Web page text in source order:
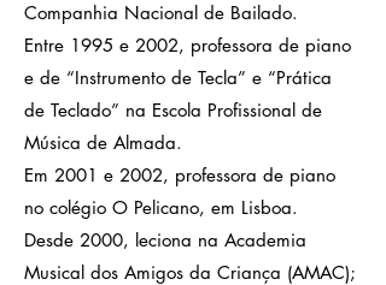
Companhia Nacional de Bailado.
Entre 1995 e 2002, professora de piano
e de “Instrumento de Tecla” e “Prática
de Teclado” na Escola Profissional de
Música de Almada.
Em 2001 e 2002, professora de piano
no colégio O Pelicano, em Lisboa.
Desde 2000, leciona na Academia
Musical dos Amigos da Criança (AMAC);